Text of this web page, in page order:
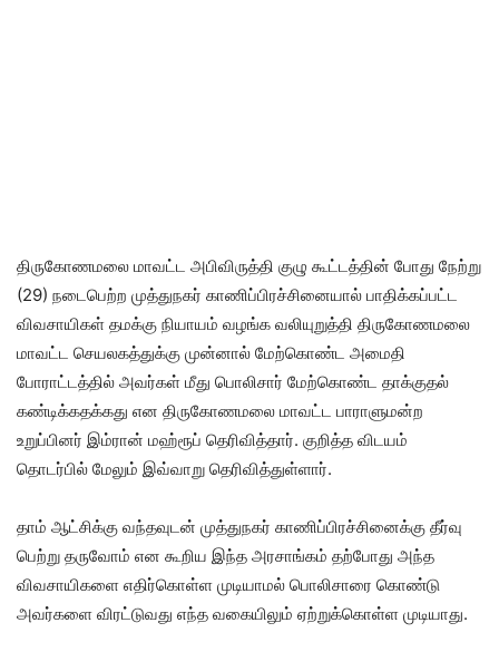
திருகோணமலை மாவட்ட அபிவிருத்தி குழு கூட்டத்தின் போது நேற்று
(29) நடைபெற்ற முத்துநகர் காணிப்பிரச்சினையால் பாதிக்கப்பட்ட
விவசாயிகள் தமக்கு நியாயம் வழங்க வலியுறுத்தி திருகோணமலை
மாவட்ட செயலகத்துக்கு முன்னால் மேற்கொண்ட அமைதி
போராட்டத்தில் அவர்கள் மீது பொலிசார் மேற்கொண்ட தாக்குதல்
கண்டிக்கதக்கது என திருகோணமலை மாவட்ட பாராளுமன்ற
உறுப்பினர் இம்ரான் மஹ்ரூப் தெரிவித்தார். குறித்த விடயம்
தொடர்பில் மேலும் இவ்வாறு தெரிவித்துள்ளார்.
தாம் ஆட்சிக்கு வந்தவுடன் முத்துநகர் காணிப்பிரச்சினைக்கு தீர்வு
பெற்று தருவோம் என கூறிய இந்த அரசாங்கம் தற்போது அந்த
விவசாயிகளை எதிர்கொள்ள முடியாமல் பொலிசாரை கொண்டு
அவர்களை விரட்டுவது எந்த வகையிலும் ஏற்றுக்கொள்ள முடியாது.